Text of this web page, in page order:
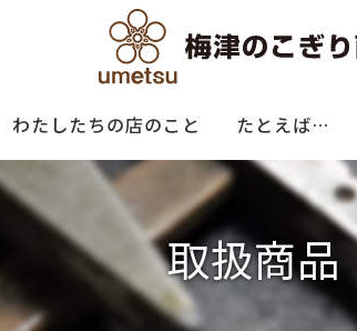
わたしたちの店のこと たとえば…
取扱商品